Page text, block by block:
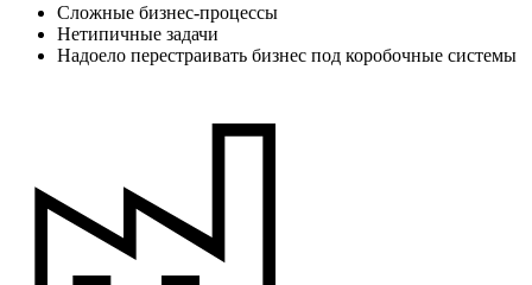
Сложные бизнес-процессы
Нетипичные задачи
Надоело перестраивать бизнес под коробочные системы